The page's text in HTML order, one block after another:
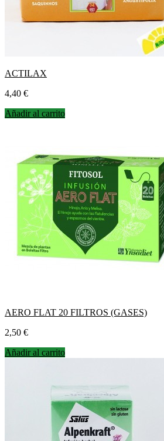
ACTILAX
Precio
4,40 €
Añadir al carrito
AERO FLAT 20 FILTROS (GASES)
Precio
2,50 €
Añadir al carrito